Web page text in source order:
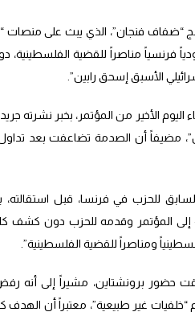
“ضفاف فنجان”، الذي يبث على
فرنسياً مناصراً للقضية الفلسطينية،
الأسبق إسحق رابين”.
الأخير من المؤتمر، بخبر نشرته
مضيفاً أن الصدمة تضاعفت بعد
للحزب في فرنسا، قبل استقالته،
إلى المؤتمر وقدمه للحزب دون كشف
ومناصراً للقضية الفلسطينية”.
حضور برونشتاين، مشيراً إلى أنه
غير طبيعية”، معتبراً أن الهدف